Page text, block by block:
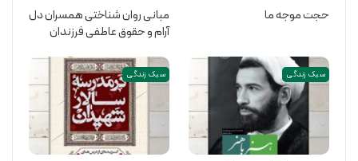
حجت موجه ما
مبانی روان شناختی همسران دل
آرام و حقوق عاطفی فرزندان
سبک زندگی سبک زندگی